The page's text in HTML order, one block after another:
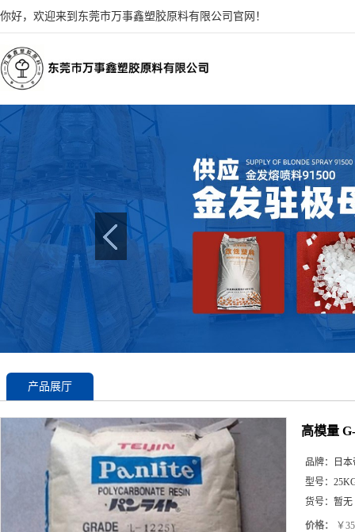
你好，欢迎来到东莞市万事鑫塑胶原料有限公司官网！
产品展厅
高模量
品牌：
日
型号：
货号： 暂无
价格： ￥